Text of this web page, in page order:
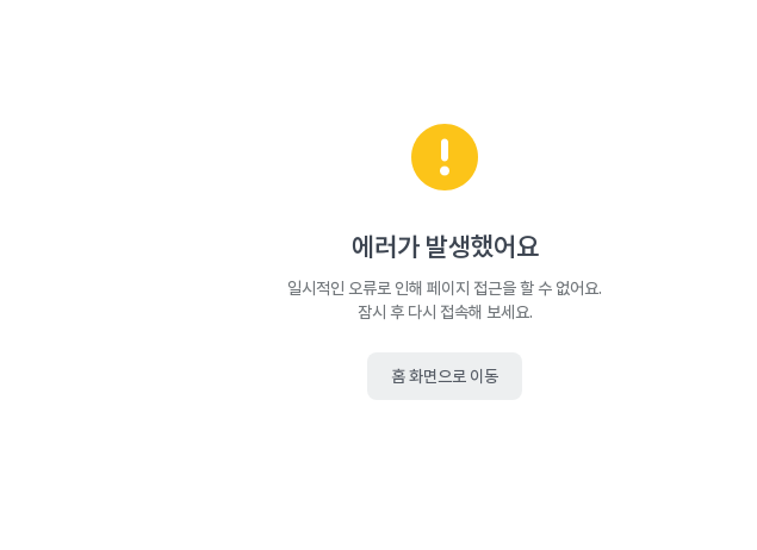
에러가 발생했어요
일시적인 오류로 인해 페이지 접근을 할 수 없어요.
잠시 후 다시 접속해 보세요.
홈 화면으로 이동